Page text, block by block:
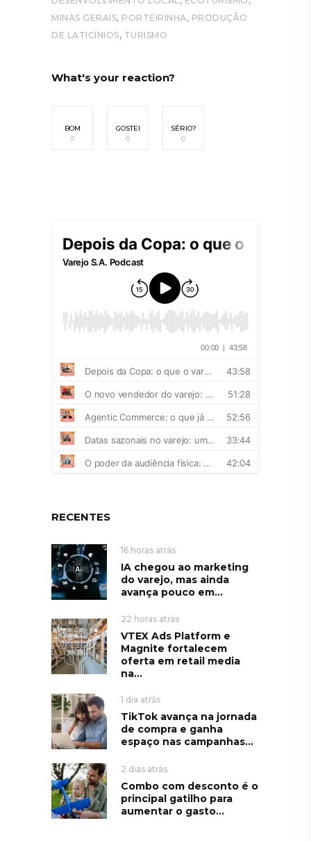
MINAS GERAIS, PORTEIRINHA, PRODUÇÃO
DE LATICÍNIOS, TURISMO
What's your reaction?
BOM
0
GOSTEI
0
SÉRIO?
0
RECENTES
16 horas atrás
IA chegou ao marketing
do varejo, mas ainda
avança pouco em...
22 horas atrás
VTEX Ads Platform e
Magnite fortalecem
oferta em retail media
na...
1 dia atrás
TikTok avança na jornada
de compra e ganha
espaço nas campanhas...
2 dias atrás
Combo com desconto é o
principal gatilho para
aumentar o gasto...